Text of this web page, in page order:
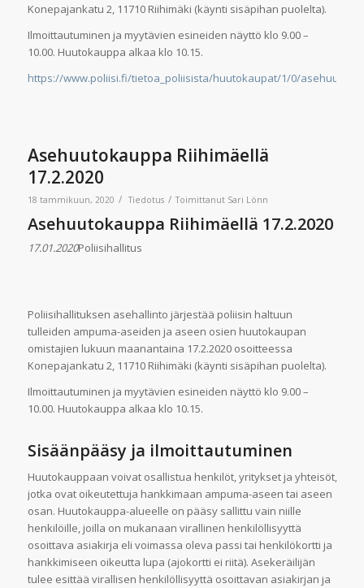
Konepajankatu 2, 11710 Riihimäki (käynti sisäpihan puolelta).
Ilmoittautuminen ja myytävien esineiden näyttö klo 9.00 –
10.00. Huutokauppa alkaa klo 10.15.
https://www.poliisi.fi/tietoa_poliisista/huutokaupat/1/0/
Asehuutokauppa Riihimäellä
17.2.2020
18 tammikuun, 2020 / Tiedotus / Toimittanut Sari Lönn
Asehuutokauppa Riihimäellä 17.2.2020
17.01.2020Poliisihallitus
Poliisihallituksen asehallinto järjestää poliisin haltuun
tulleiden ampuma-aseiden ja aseen osien huutokaupan
omistajien lukuun maanantaina 17.2.2020 osoitteessa
Konepajankatu 2, 11710 Riihimäki (käynti sisäpihan puolelta).
Ilmoittautuminen ja myytävien esineiden näyttö klo 9.00 –
10.00. Huutokauppa alkaa klo 10.15.
Sisäänpääsy ja ilmoittautuminen
Huutokauppaan voivat osallistua henkilöt, yritykset ja yhteisöt,
jotka ovat oikeutettuja hankkimaan ampuma-aseen tai aseen
osan. Huutokauppa-alueelle on pääsy sallittu vain niille
henkilöille, joilla on mukanaan virallinen henkilöllisyyttä
osoittava asiakirja eli voimassa oleva passi tai henkilökortti ja
hankkimiseen oikeutta lupa (ajokortti ei riitä). Asekeräilijän
tulee esittää virallisen henkilöllisyyttä osoittavan asiakirjan ja